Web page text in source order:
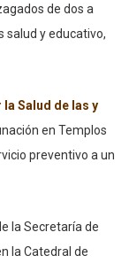
de dos a
salud y educativo,
la Salud de las y
en Templos
preventivo a un
la Secretaría de
la Catedral de